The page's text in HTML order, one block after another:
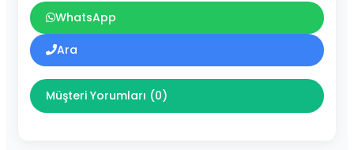
WhatsApp
Ara
Müşteri Yorumları (0)